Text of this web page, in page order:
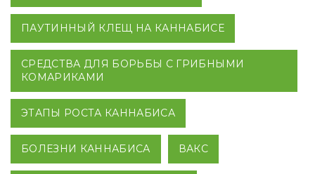
ПАУТИННЫЙ КЛЕЩ НА КАННАБИСЕ
СРЕДСТВА ДЛЯ БОРЬБЫ С ГРИБНЫМИ
КОМАРИКАМИ
ЭТАПЫ РОСТА КАННАБИСА
БОЛЕЗНИ КАННАБИСА ВАКС